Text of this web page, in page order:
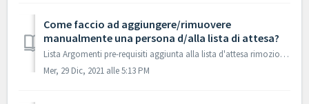
Come faccio ad aggiungere/rimuovere
manualmente una persona d/alla lista di attesa?
Lista Argomenti pre-requisiti aggiunta alla lista d'attesa rimozione dalla lista d'attesa 1. Pre-requisiti Ai fini della comprensione di q...
Mer, 29 Dic, 2021 alle 5:13 PM